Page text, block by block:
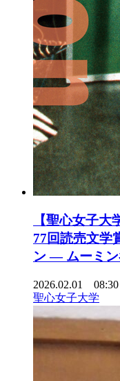
【聖心女子
77回読売文学
ン ― ムーミン
2026.02.01 08:30
聖心女子大学